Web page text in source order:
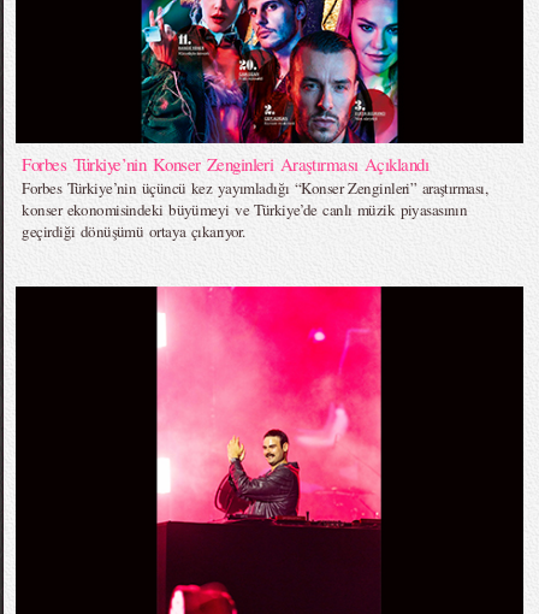
Forbes Türkiye’nin Konser Zenginleri Araştırması Açıklandı
Forbes Türkiye’nin üçüncü kez yayımladığı “Konser Zenginleri” araştırması,
konser ekonomisindeki büyümeyi ve Türkiye’de canlı müzik piyasasının
geçirdiği dönüşümü ortaya çıkarıyor.